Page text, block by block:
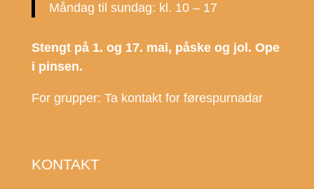
Måndag til sundag: kl. 10 – 17
Stengt på 1. og 17. mai, påske og jol. Ope
i pinsen.
For grupper: Ta kontakt for førespurnadar
KONTAKT